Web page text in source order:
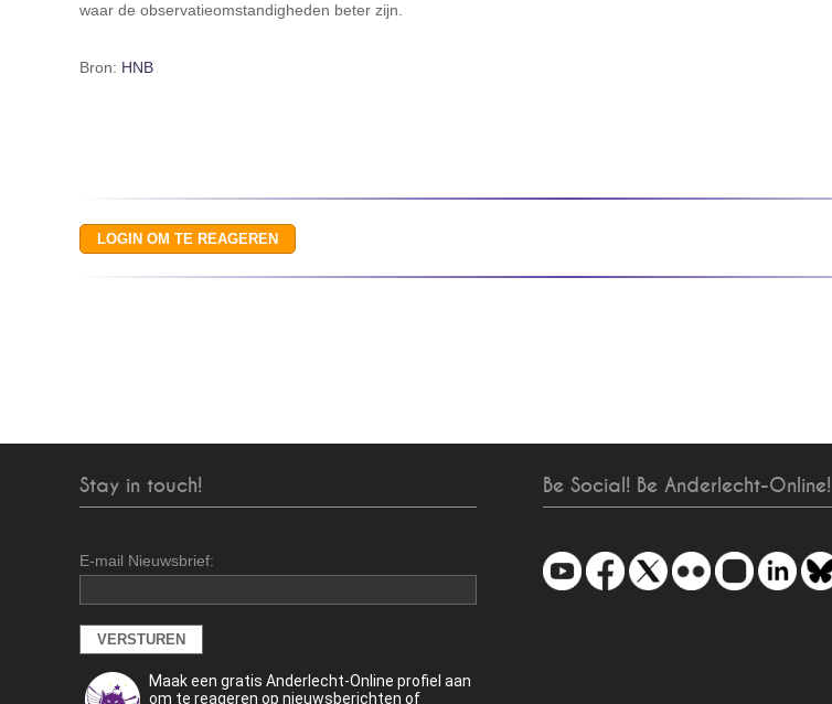
waar de observatieomstandigheden beter zijn.
Bron: HNB
Stay in touch!
E-mail Nieuwsbrief:
Maak een gratis Anderlecht-Online profiel aan
om te reageren op nieuwsberichten of
Be Social! Be Anderlecht-Online!